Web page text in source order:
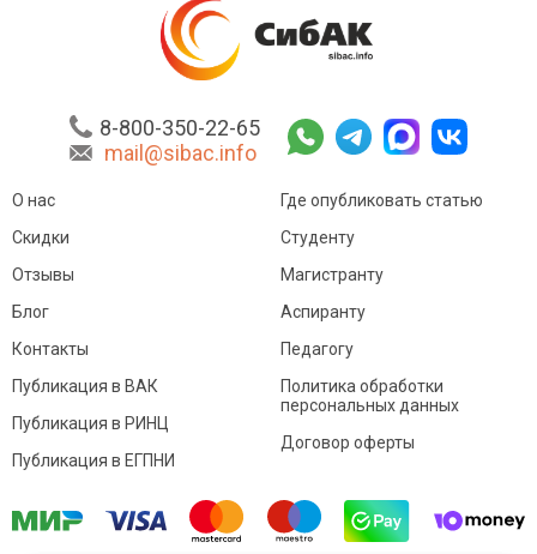
8-800-350-22-65
mail@sibac.info
О нас
Скидки
Отзывы
Блог
Контакты
Где опубликовать статью
Студенту
Магистранту
Аспиранту
Педагогу
Публикация в ВАК
Публикация в РИНЦ
Публикация в ЕГПНИ
Политика обработки
персональных данных
Договор оферты